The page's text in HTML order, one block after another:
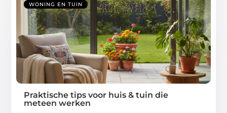
WONING EN TUIN
Praktische tips voor huis & tuin die
meteen werken